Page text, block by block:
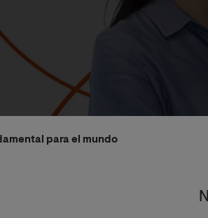
para el mundo de hoy